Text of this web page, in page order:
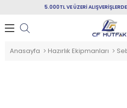
5.000TL VE ÜZERİ
Anasayfa Hazırlık Ekipmanları